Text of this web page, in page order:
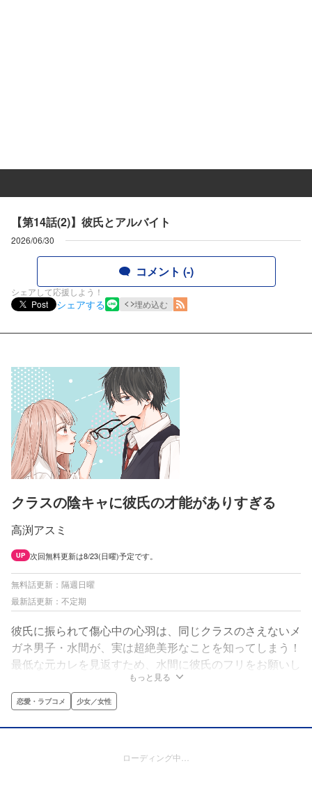
【第14話(2)】彼氏とアルバイト
2026/06/30
コメント (-)
シェアして応援しよう！
Post
シェアする 埋め込む
クラスの陰キャに彼氏の才能がありすぎる
高渕アスミ
UP 次回無料更新は8/23(日曜)予定です。
無料話更新：隔週日曜
最新話更新：不定期
彼氏に振られて傷心中の心羽は、同じクラスのさえないメ
ガネ男子・水間が、実は超絶美形なことを知ってしまう！
最低な元カレを見返すため、水間に彼氏のフリをお願いし
た心羽だけど、教室では地味で物静かな水間の無自覚な彼
氏仕草は、破壊力抜群で......!??
もっと見る
恋愛・ラブコメ 少女／女性
ローディング中…